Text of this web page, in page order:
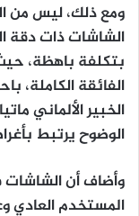
ومع ذلك، ليس من
بتكلفة باهظة،
الفائقة الكاملة،
الخبير الألماني
الوضوح يرتبط
وأضاف أن
المستخدم العادي